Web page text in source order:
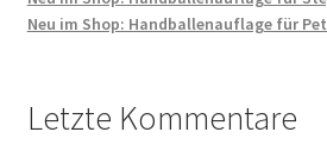
Neu im Shop: Handballenauflage für
Letzte Kommentare